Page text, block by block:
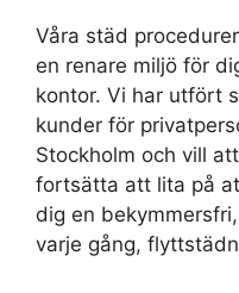
Våra städ
en renare miljö för
kontor. Vi har utfört
kunder för
Stockholm och vill
fortsätta att lita på
dig en
varje gång,